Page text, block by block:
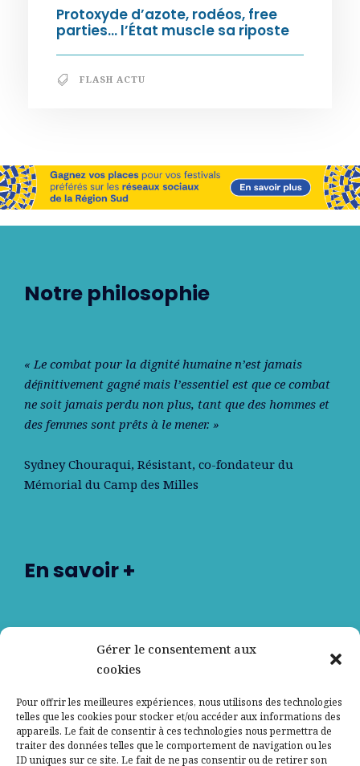
Gérer le consentement aux
cookies
Pour offrir les meilleures expériences, nous utilisons des technologies
telles que les cookies pour stocker et/ou accéder aux informations des
appareils. Le fait de consentir à ces technologies nous permettra de
traiter des données telles que le comportement de navigation ou les
ID uniques sur ce site. Le fait de ne pas consentir ou de retirer son
Protoxyde d’azote, rodéos, free
parties… l’État muscle sa riposte
FLASH ACTU
Notre philosophie
« Le combat pour la dignité humaine n’est jamais
déﬁnitivement gagné mais l’essentiel est que ce combat
ne soit jamais perdu non plus, tant que des hommes et
des femmes sont prêts à le mener. »
Sydney Chouraqui, Résistant, co-fondateur du
Mémorial du Camp des Milles
En savoir +
Contactez-nous
Mentions légales